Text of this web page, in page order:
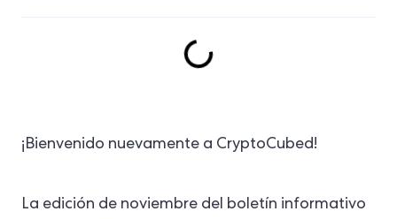
¡Bienvenido nuevamente a CryptoCubed!
La edición de noviembre del boletín informativo